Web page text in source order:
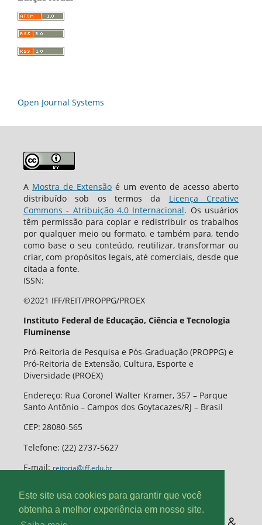
Este site usa cookies para garantir que você
obtenha a melhor experiência em nosso site.
Open Journal Systems
A Mostra de Extensão é um evento de acesso aberto
distribuído sob os termos da Licença Creative
Commons - Atribuição 4.0 Internacional. Os usuários
têm permissão para copiar e redistribuir os trabalhos
por qualquer meio ou formato, e também para, tendo
como base o seu conteúdo, reutilizar, transformar ou
criar, com propósitos legais, até comerciais, desde que
citada a fonte.
ISSN:
©2021 IFF/REIT/PROPPG/PROEX
Instituto Federal de Educação, Ciência e Tecnologia
Fluminense
Pró-Reitoria de Pesquisa e Pós-Graduação (PROPPG) e
Pró-Reitoria de Extensão, Cultura, Esporte e
Diversidade (PROEX)
Endereço: Rua Coronel Walter Kramer, 357 – Parque
Santo Antônio – Campos dos Goytacazes/RJ – Brasil
CEP: 28080-565
Telefone: (22) 2737-5627
E-mail:reitoria@iff.edu.br